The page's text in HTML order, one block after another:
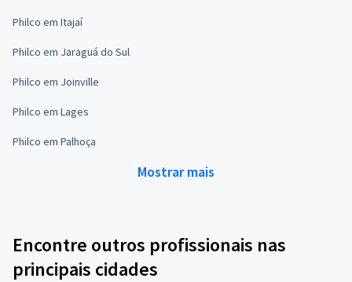
Philco em Itajaí
Philco em Jaraguá do Sul
Philco em Joinville
Philco em Lages
Philco em Palhoça
Mostrar mais
Encontre outros profissionais nas
principais cidades